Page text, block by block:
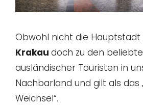
Obwohl nicht die Hauptstadt
Krakau doch zu den
ausländischer Touristen in
Nachbarland und gilt als das
Weichsel“.